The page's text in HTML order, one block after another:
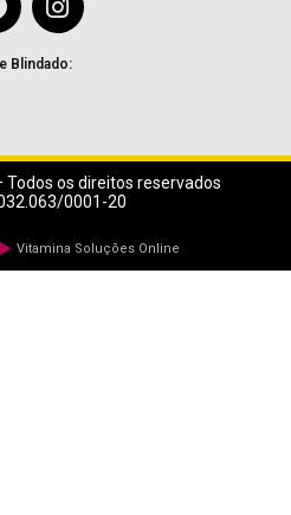
Blindado:
os direitos reservados
0001-20
Vitamina Soluções Online